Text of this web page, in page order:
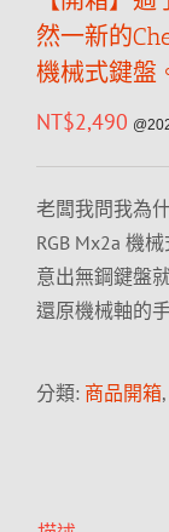
然一新的
機械式鍵盤
NT$2,490
老闆我問我為
RGB Mx2a 機
意出無鋼鍵盤
還原機械軸的
分類: 商品開箱,